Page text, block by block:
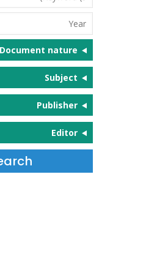
(s)
Year
Document nature
Subject
Publisher
Editor